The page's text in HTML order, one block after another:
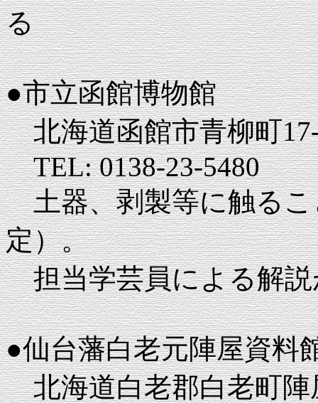
る
●市立函館博物館
北海道函館市青柳町
TEL: 0138-23-5480
土器、剥製等に触るこ
定）。
担当学芸員による解説
●仙台藩白老元陣屋資料
北海道白老郡白老町陣